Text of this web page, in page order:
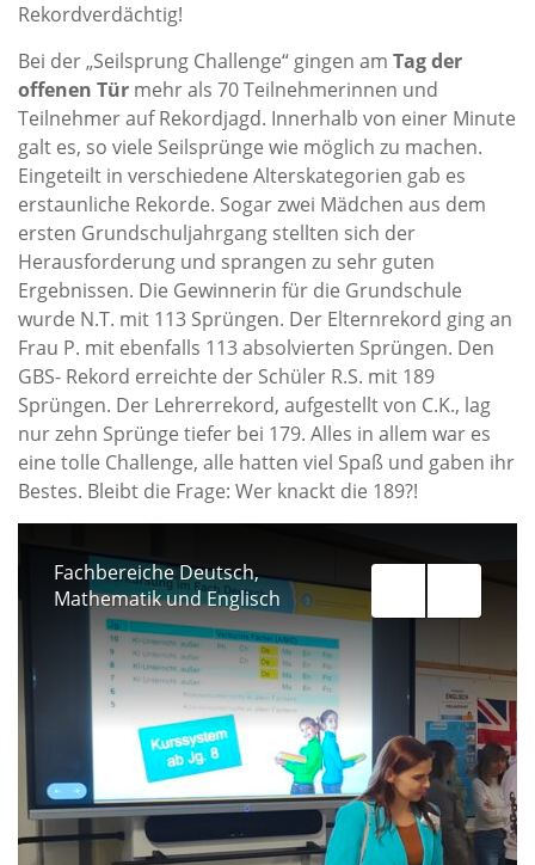
Rekordverdächtig!
Bei der „Seilsprung Challenge“ gingen am Tag der
offenen Tür mehr als 70 Teilnehmerinnen und
Teilnehmer auf Rekordjagd. Innerhalb von einer Minute
galt es, so viele Seilsprünge wie möglich zu machen.
Eingeteilt in verschiedene Alterskategorien gab es
erstaunliche Rekorde. Sogar zwei Mädchen aus dem
ersten Grundschuljahrgang stellten sich der
Herausforderung und sprangen zu sehr guten
Ergebnissen. Die Gewinnerin für die Grundschule
wurde N.T. mit 113 Sprüngen. Der Elternrekord ging an
Frau P. mit ebenfalls 113 absolvierten Sprüngen. Den
GBS- Rekord erreichte der Schüler R.S. mit 189
Sprüngen. Der Lehrerrekord, aufgestellt von C.K., lag
nur zehn Sprünge tiefer bei 179. Alles in allem war es
eine tolle Challenge, alle hatten viel Spaß und gaben ihr
Bestes. Bleibt die Frage: Wer knackt die 189?!
Das Team sCOOLcafé